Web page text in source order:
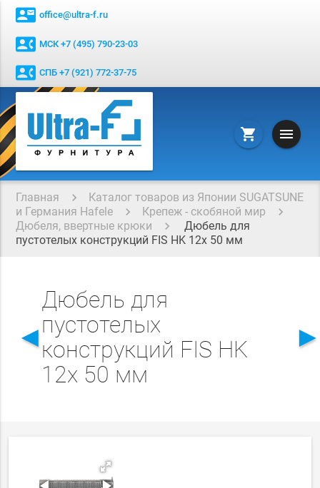
contact_mail office@ultra-f.ru
contact_phone МСК +7 (495) 790-23-03
contact_phone СПБ +7 (921) 772-37-75
shopping_cart menu
Главная
Каталог товаров из Японии SUGATSUNE
и Германия Hafele
Крепеж - скобяной мир
Дюбеля, ввертные крюки
Дюбель для
пустотелых конструкций FIS HK 12x 50 мм
◄
Дюбель для
пустотелых
конструкций FIS HK
12x 50 мм